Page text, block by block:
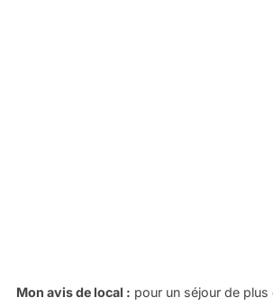
Mon avis de local : pour un séjour de